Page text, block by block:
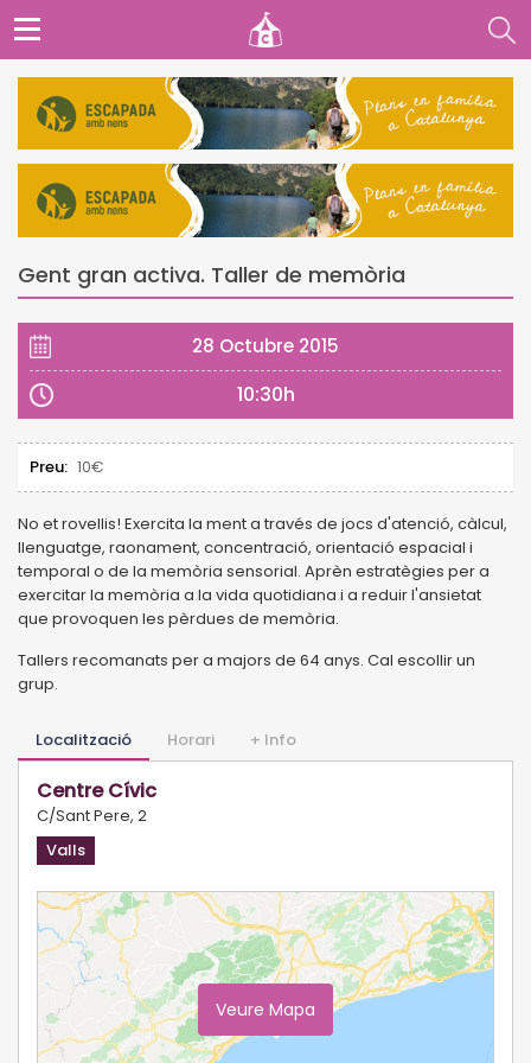
Gent gran activa. Taller de memòria
28 Octubre 2015
10:30h
Preu: 10€
No et rovellis! Exercita la ment a través de jocs d'atenció, càlcul,
llenguatge, raonament, concentració, orientació espacial i
temporal o de la memòria sensorial. Aprèn estratègies per a
exercitar la memòria a la vida quotidiana i a reduir l'ansietat
que provoquen les pèrdues de memòria.
Tallers recomanats per a majors de 64 anys. Cal escollir un
grup.
Localització Horari + Info
Centre Cívic
C/Sant Pere, 2
Valls
Veure Mapa